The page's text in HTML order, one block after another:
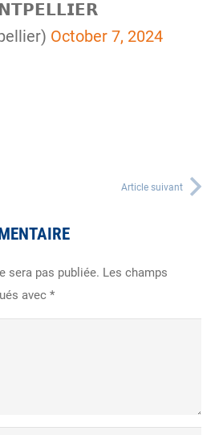
October 7, 2024
Article suivant
sera pas publiée. Les champs
avec *